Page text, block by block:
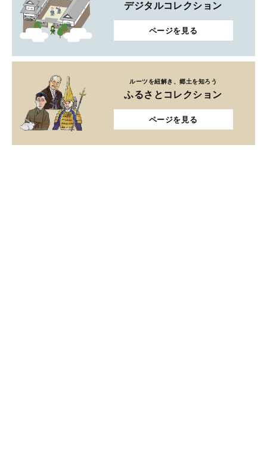
デジタルコレクション
ページを見る
ルーツを紐解き、郷土を知ろう
ふるさとコレクション
ページを見る